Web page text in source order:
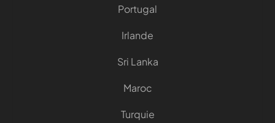
Portugal
Irlande
Sri Lanka
Maroc
Turquie